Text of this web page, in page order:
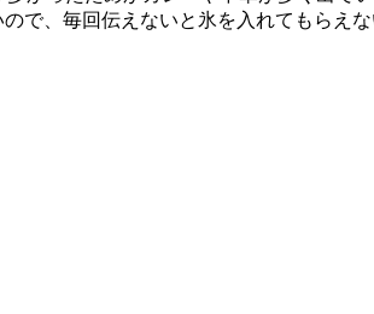
で、毎回伝えないと氷を入れてもらえ